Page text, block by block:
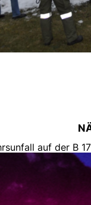
auf der B